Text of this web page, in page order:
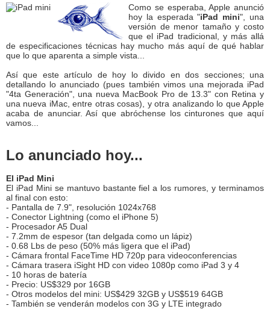
Como se esperaba, Apple anunció
hoy la esperada "iPad mini", una
versión de menor tamaño y costo
que el iPad tradicional, y más allá
de especificaciones técnicas hay mucho más aquí de qué hablar
que lo que aparenta a simple vista...
Así que este artículo de hoy lo divido en dos secciones; una
detallando lo anunciado (pues también vimos una mejorada iPad
"4ta Generación", una nueva MacBook Pro de 13.3" con Retina y
una nueva iMac, entre otras cosas), y otra analizando lo que Apple
acaba de anunciar. Así que abróchense los cinturones que aquí
vamos...
Lo anunciado hoy...
El iPad Mini
El iPad Mini se mantuvo bastante fiel a los rumores, y terminamos
al final con esto:
- Pantalla de 7.9", resolución 1024x768
- Conector Lightning (como el iPhone 5)
- Procesador A5 Dual
- 7.2mm de espesor (tan delgada como un lápiz)
- 0.68 Lbs de peso (50% más ligera que el iPad)
- Cámara frontal FaceTime HD 720p para videoconferencias
- Cámara trasera iSight HD con video 1080p como iPad 3 y 4
- 10 horas de batería
- Precio: US$329 por 16GB
- Otros modelos del mini: US$429 32GB y US$519 64GB
- También se venderán modelos con 3G y LTE integrado